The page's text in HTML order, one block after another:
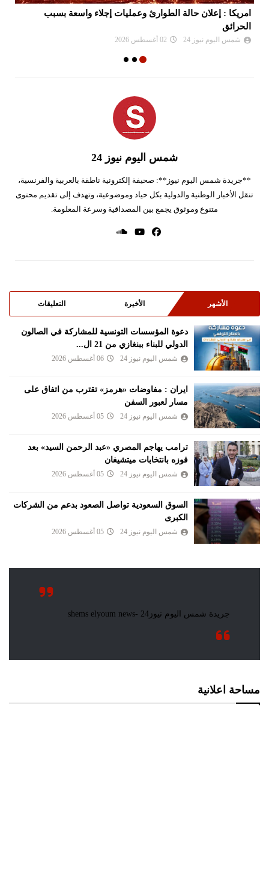
امريكا : إعلان حالة الطوارئ وعمليات إجلاء واسعة بسبب
الحرائق
شمس اليوم نيوز 24 02 أغسطس 2026
شمس اليوم نيوز 24
**جريدة شمس اليوم نيوز**: صحيفة إلكترونية ناطقة بالعربية والفرنسية،
تنقل الأخبار الوطنية والدولية بكل حياد وموضوعية، وتهدف إلى تقديم محتوى
متنوع وموثوق يجمع بين المصداقية وسرعة المعلومة.
الأشهر الأخيرة التعليقات
دعوة المؤسسات التونسية للمشاركة في الصالون
الدولي للبناء ببنغازي من 21 ال...
شمس اليوم نيوز 24 06 أغسطس 2026
ايران : مفاوضات «هرمز» تقترب من اتفاق على
مسار لعبور السفن
شمس اليوم نيوز 24 05 أغسطس 2026
ترامب يهاجم المصري «عبد الرحمن السيد» بعد
فوزه بانتخابات ميتشيغان
شمس اليوم نيوز 24 05 أغسطس 2026
السوق السعودية تواصل الصعود بدعم من الشركات
الكبرى
شمس اليوم نيوز 24 05 أغسطس 2026
مساحة اعلانية